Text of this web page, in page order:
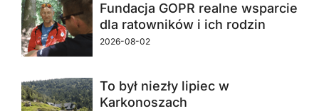
Fundacja GOPR realne wsparcie
dla ratowników i ich rodzin
2026-08-02
To był niezły lipiec w
Karkonoszach